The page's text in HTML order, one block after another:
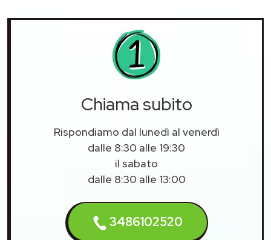
Chiama subito
Rispondiamo dal lunedì al venerdì
dalle 8:30 alle 19:30
il sabato
dalle 8:30 alle 13:00
3486102520